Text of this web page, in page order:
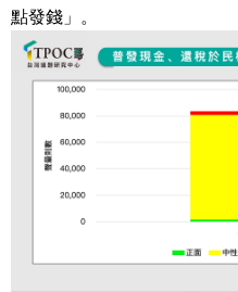
點發錢」。